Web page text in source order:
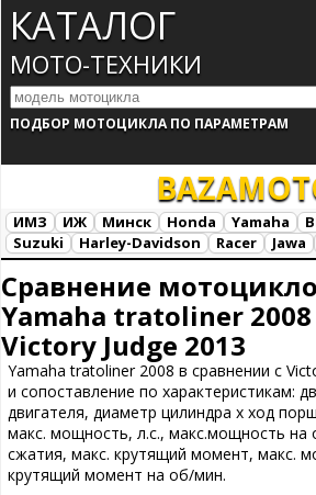
КАТАЛОГ
МОТО-ТЕХНИКИ
ПОДБОР МОТОЦИКЛА ПО ПАРАМЕТРАМ
BAZA
ИМЗ ИЖ Минск Honda Yamaha
Suzuki
Harley-Davidson Racer Jawa
Сравнение
Yamaha tratoliner
Victory Judge 2013
Yamaha tratoliner 2008 в сравнении с
и сопоставление по характеристикам:
двигателя, диаметр цилиндра х ход
макс. мощность, л.с., макс.мощность на
сжатия, макс. крутящий момент, макс.
крутящий момент на об/мин.